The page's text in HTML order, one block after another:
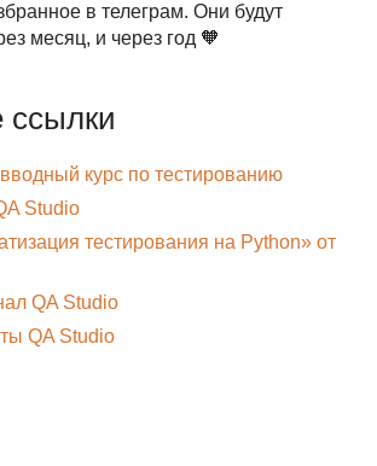
в телеграм. Они будут
месяц, и через год 🧡
ссылки
курс по тестированию
Studio
тестирования на Python» от
QA Studio
QA Studio